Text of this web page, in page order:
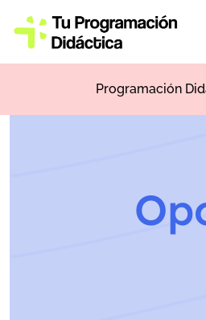
Programación